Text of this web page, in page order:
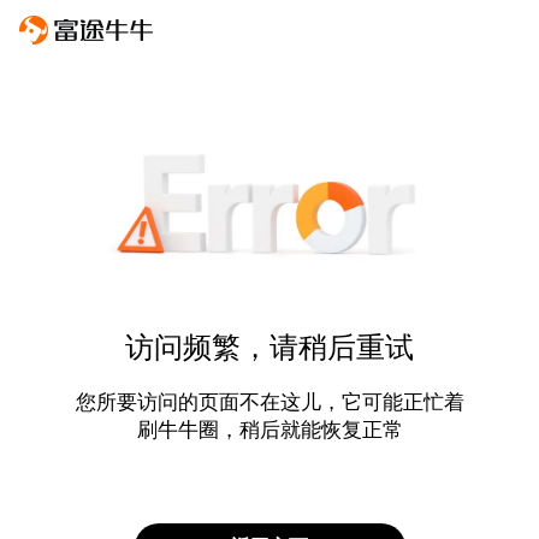
访问频繁，请稍后重试
您所要访问的页面不在这儿，它可能正忙着
刷牛牛圈，稍后就能恢复正常